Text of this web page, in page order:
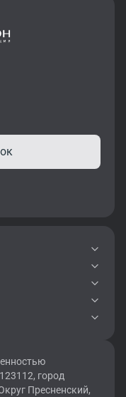
город
Пресненский,